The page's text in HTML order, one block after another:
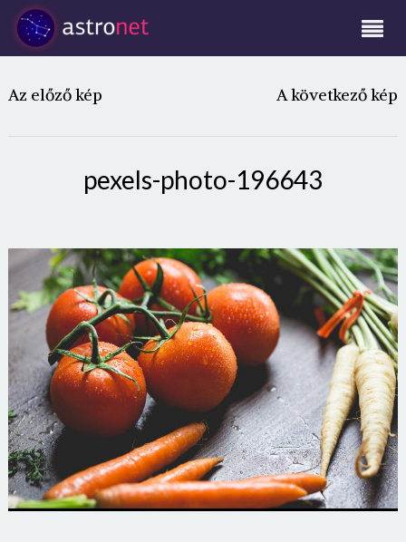
Az előző kép A következő kép
pexels-photo-196643